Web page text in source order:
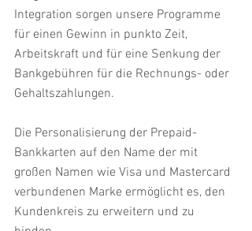
Integration sorgen unsere Programme
für einen Gewinn in punkto Zeit,
Arbeitskraft und für eine Senkung der
Bankgebühren für die Rechnungs- oder
Gehaltszahlungen.
Die Personalisierung der Prepaid-
Bankkarten auf den Name der mit
großen Namen wie Visa und Mastercard
verbundenen Marke ermöglicht es, den
Kundenkreis zu erweitern und zu